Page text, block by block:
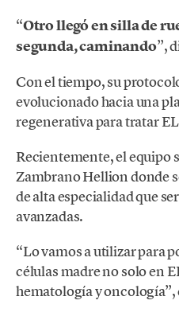
“Otro llegó en silla de
segunda, caminando”,
Con el tiempo, su
evolucionado hacia una
regenerativa para tratar
Recientemente, el equipo
Zambrano Hellion donde
de alta especialidad que
avanzadas.
“Lo vamos a utilizar para
células madre no solo en
hematología y